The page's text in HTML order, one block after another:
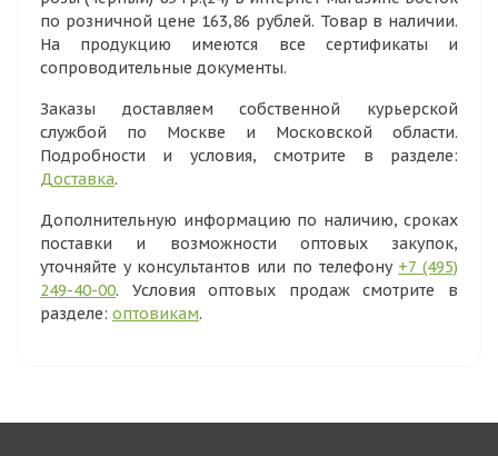
по розничной цене 163,86 рублей. Товар в наличии.
На продукцию имеются все сертификаты и
сопроводительные документы.
Заказы доставляем собственной курьерской
службой по Москве и Московской области.
Подробности и условия, смотрите в разделе:
Доставка.
Дополнительную информацию по наличию, сроках
поставки и возможности оптовых закупок,
уточняйте у консультантов или по телефону +7 (495)
249-40-00. Условия оптовых продаж смотрите в
разделе: оптовикам.